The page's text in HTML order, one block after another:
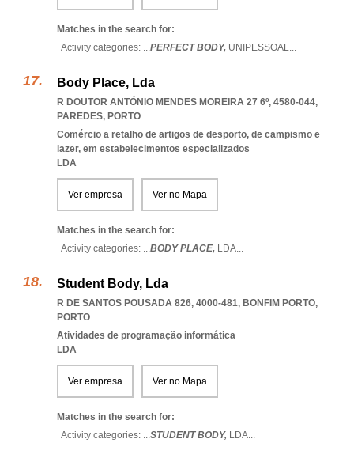
Matches in the search for:
Activity categories: ...PERFECT BODY, UNIPESSOAL...
Body Place, Lda
R DOUTOR ANTÓNIO MENDES MOREIRA 27 6º, 4580-044,
PAREDES, PORTO
Comércio a retalho de artigos de desporto, de campismo e
lazer, em estabelecimentos especializados
LDA
Ver empresa Ver no Mapa
Matches in the search for:
Activity categories: ...BODY PLACE, LDA...
Student Body, Lda
R DE SANTOS POUSADA 826, 4000-481, BONFIM PORTO,
PORTO
Atividades de programação informática
LDA
Ver empresa Ver no Mapa
Matches in the search for:
Activity categories: ...STUDENT BODY, LDA...